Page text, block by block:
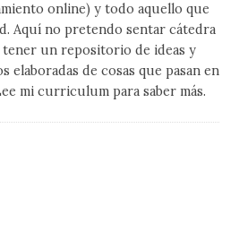
online) y todo aquello que
Aquí no pretendo sentar cátedra
tener un repositorio de ideas y
elaboradas de cosas que pasan en
mi curriculum para saber más.